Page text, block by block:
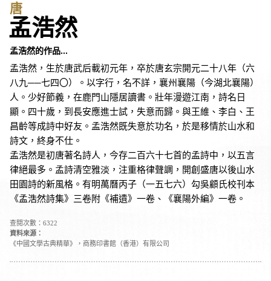
唐
孟浩然
孟浩然的作品...
孟浩然，生於唐武后載初元年，卒於唐玄宗開元二十八年（六
八九──七四〇）。以字行，名不詳，襄州襄陽（今湖北襄陽）
人。少好節義，在鹿門山隱居讀書。壯年漫遊江南，詩名日
顯。四十歲，到長安應進士試，失意而歸。與王維、李白、王
昌齡等成詩中好友。孟浩然既失意於功名，於是移情於山水和
詩文，終身不仕。
孟浩然是初唐著名詩人，今存二百六十七首的孟詩中，以五言
律絕最多。孟詩清空雅淡，注重格律聲調，開創盛唐以後山水
田園詩的新風格。有明萬曆丙子（一五七六）勾吳顧氏校刊本
《孟浩然詩集》三卷附《補遺》一卷、《襄陽外編》一卷。
查閱次數：6322
資料來源：
《中國文學古典精華》，商務印書館（香港）有限公司